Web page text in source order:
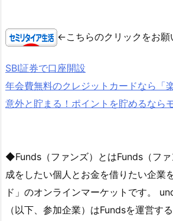
←こちらのクリックをお願
SBI証券で口座開設
年会費無料のクレジットカードなら「
意外と貯まる！ポイントを貯めるなら
◆Funds（ファンズ）とはFunds（フ
成をしたい個人とお金を借りたい企業
ド」のオンラインマーケットです。
（以下、参加企業）はFundsを運営す